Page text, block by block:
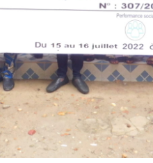
LE
MON